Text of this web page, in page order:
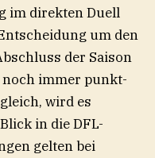
im direkten Duell
um den
der Saison
noch immer punkt-
wird es
in die DFL-
gelten bei